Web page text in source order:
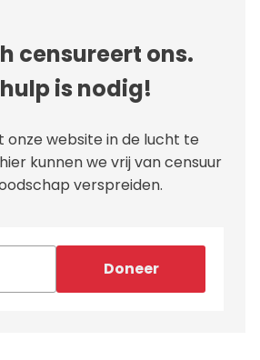
censureert ons.
is nodig!
onze website in de lucht te
kunnen we vrij van censuur
verspreiden.
Doneer